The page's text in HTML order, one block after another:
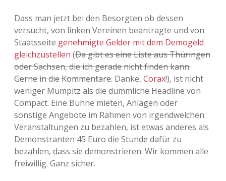
Dass man jetzt bei den Besorgten ob dessen
versucht, von linken Vereinen beantragte und von
Staatsseite genehmigte Gelder mit dem Demogeld
gleichzustellen (Da gibt es eine Liste aus Thüringen
oder Sachsen, die ich gerade nicht finden kann.
Gerne in die Kommentare. Danke, Corax!), ist nicht
weniger Mumpitz als die dümmliche Headline von
Compact. Eine Bühne mieten, Anlagen oder
sonstige Angebote im Rahmen von irgendwelchen
Veranstaltungen zu bezahlen, ist etwas anderes als
Demonstranten 45 Euro die Stunde dafür zu
bezahlen, dass sie demonstrieren. Wir kommen alle
freiwillig. Ganz sicher.